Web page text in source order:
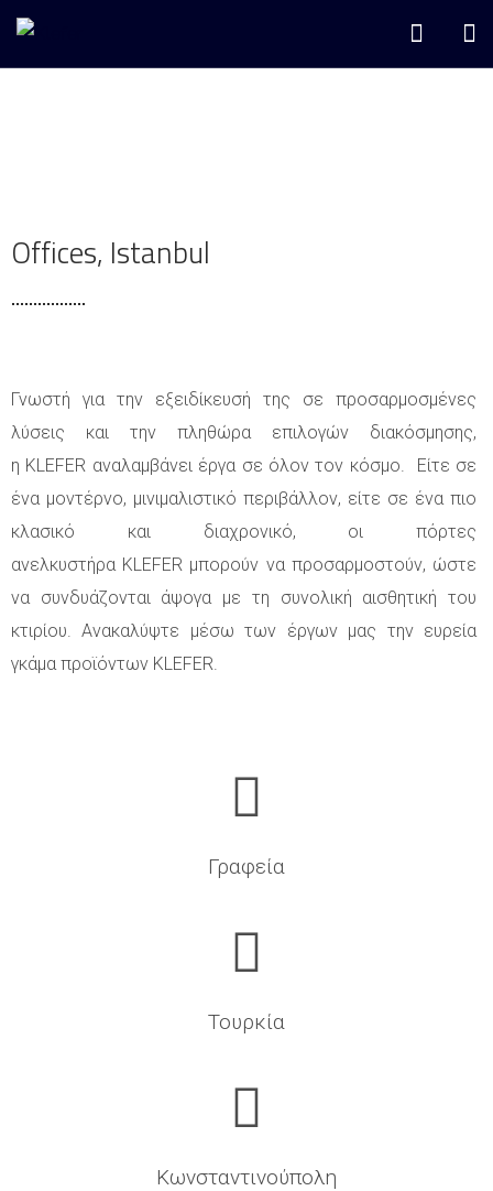
Offices, Istanbul
Γνωστή για την εξειδίκευσή της σε προσαρμοσμένες
λύσεις και την πληθώρα επιλογών διακόσμησης,
η KLEFER αναλαμβάνει έργα σε όλον τον κόσμο. Είτε σε
ένα μοντέρνο, μινιμαλιστικό περιβάλλον, είτε σε ένα πιο
κλασικό και διαχρονικό, οι πόρτες
ανελκυστήρα KLEFER μπορούν να προσαρμοστούν, ώστε
να συνδυάζονται άψογα με τη συνολική αισθητική του
κτιρίου. Ανακαλύψτε μέσω των έργων μας την ευρεία
γκάμα προϊόντων KLEFER.
Γραφεία
Τουρκία
Κωνσταντινούπολη